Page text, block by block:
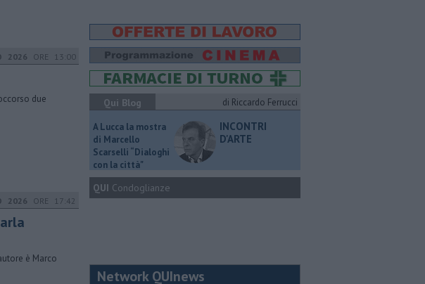
2026 ORE 13:00
due
2026 ORE 17:42
è Marco
Qui Blog di Riccardo Ferrucci
A Lucca la mostra
di Marcello
Scarselli “Dialoghi
con la città"
INCONTRI
D'ARTE
QUI Condoglianze
Network QUInews